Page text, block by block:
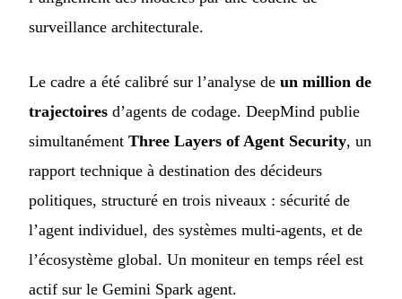
surveillance architecturale.
Le cadre a été calibré sur l’analyse de un million de
trajectoires d’agents de codage. DeepMind publie
simultanément Three Layers of Agent Security, un
rapport technique à destination des décideurs
politiques, structuré en trois niveaux : sécurité de
l’agent individuel, des systèmes multi-agents, et de
l’écosystème global. Un moniteur en temps réel est
actif sur le Gemini Spark agent.